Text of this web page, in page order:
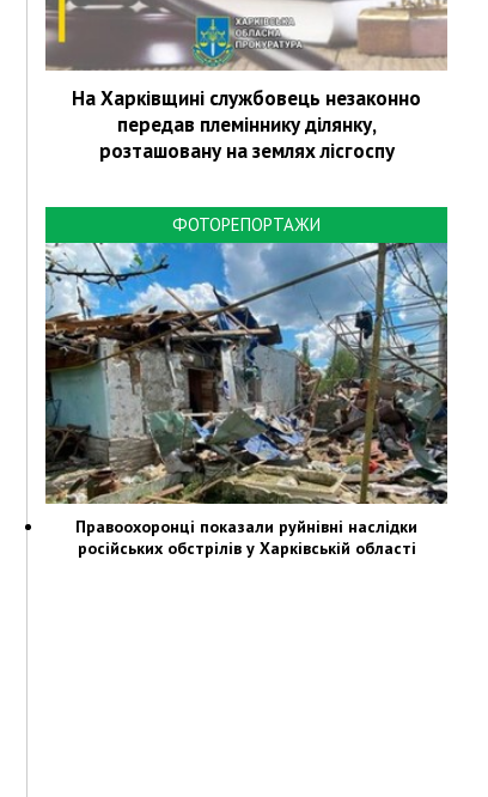
На Харківщині службовець незаконно
передав племіннику ділянку,
розташовану на землях лісгоспу
ФОТОРЕПОРТАЖИ
Правоохоронці показали руйнівні наслідки
російських обстрілів у Харківській області